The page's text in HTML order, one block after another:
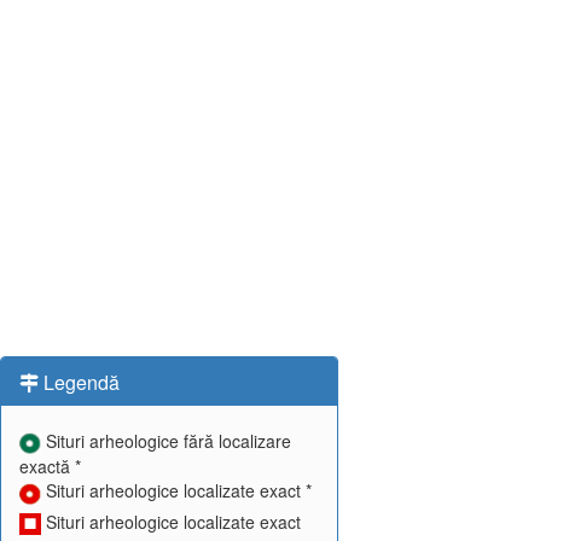
Legendă
Situri arheologice fără localizare
exactă *
Situri arheologice localizate exact *
Situri arheologice localizate exact